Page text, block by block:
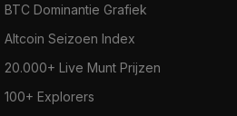
BTC Dominantie Grafiek
Altcoin Seizoen Index
20.000+ Live Munt Prijzen
100+ Explorers